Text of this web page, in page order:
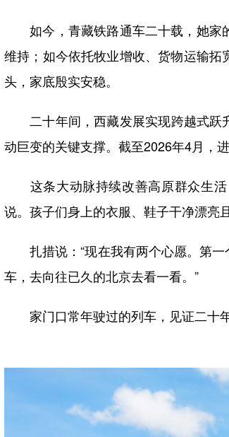
如今，青藏铁路通车二十载，她家
维持；如今依托牧业增收、货物运输
头，家底殷实安稳。
二十年间，西藏发展实现跨越式跃
动巨变的关键支撑。截至2026年4月，
这条大动脉持续改善高原群众生活
说。孩子们身上的衣服、鞋子干净漂亮
扎措说：“现在我有两个心愿。第一
车，去向往已久的北京去看一看。”
家门口常年驶过的列车，见证二十年